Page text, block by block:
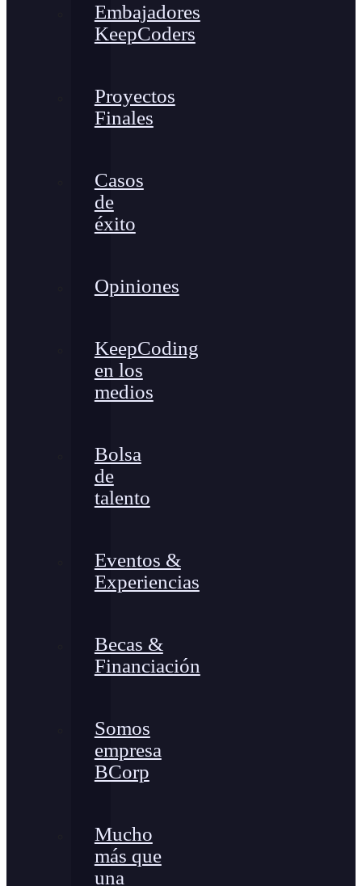
Embajadores
KeepCoders
Proyectos
Finales
Casos
de
éxito
Opiniones
KeepCoding
en los
medios
Bolsa
de
talento
Eventos &
Experiencias
Becas &
Financiación
Somos
empresa
BCorp
Mucho
más que
una